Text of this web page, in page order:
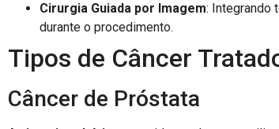
Cirurgia Guiada por Imagem: Integrando
durante o procedimento.
Tipos de Câncer
Câncer de Próstata